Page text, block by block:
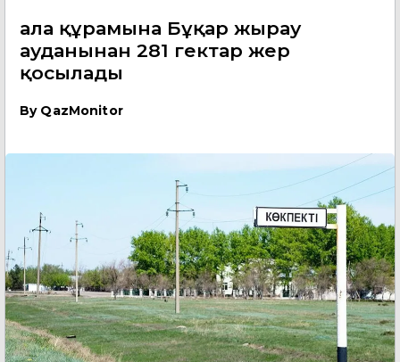
Қала құрамына Бұқар жырау
ауданынан 281 гектар жер
қосылады
By QazMonitor